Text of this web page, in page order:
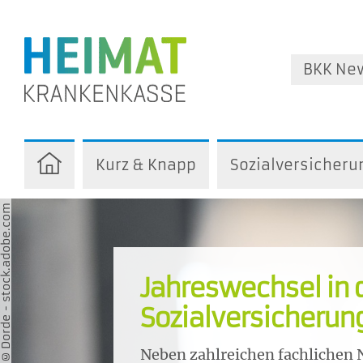
BKK
Kurz & Knapp
Jahreswechsel in
Neben zahlreichen fachlichen